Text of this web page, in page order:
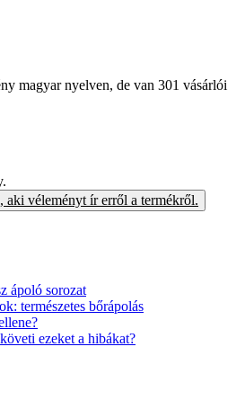
magyar nyelven, de van 301 vásárlói
aki véleményt ír erről a termékről.
ápoló sorozat
természetes bőrápolás
ezeket a hibákat?